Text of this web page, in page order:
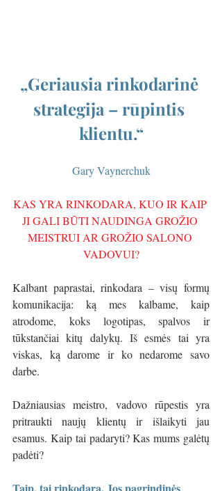
„Geriausia rinkodarinė
strategija – rūpintis
klientu.“
Gary Vaynerchuk
KAS YRA RINKODARA, KUO IR KAIP
JI GALI BŪTI NAUDINGA GROŽIO
MEISTRUI AR GROŽIO SALONO
VADOVUI?
Kalbant paprastai, rinkodara – visų formų
komunikacija: ką mes kalbame, kaip
atrodome, koks logotipas, spalvos ir
tūkstančiai kitų dalykų. Iš esmės tai yra
viskas, ką darome ir ko nedarome savo
darbe.
Dažniausias meistro, vadovo rūpestis yra
pritraukti naujų klientų ir išlaikyti jau
esamus. Kaip tai padaryti? Kas mums galėtų
padėti?